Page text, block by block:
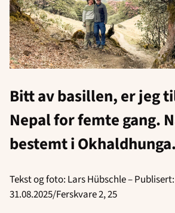
Bitt av basillen, er jeg
Nepal for femte gang.
bestemt i Okhaldhunga.
Tekst og foto: Lars Hübschle – Publisert:
31.08.2025/Ferskvare 2, 25